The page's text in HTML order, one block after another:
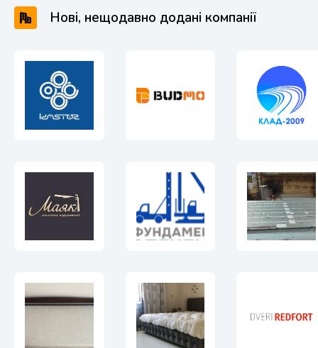
Нові, нещодавно додані компанії